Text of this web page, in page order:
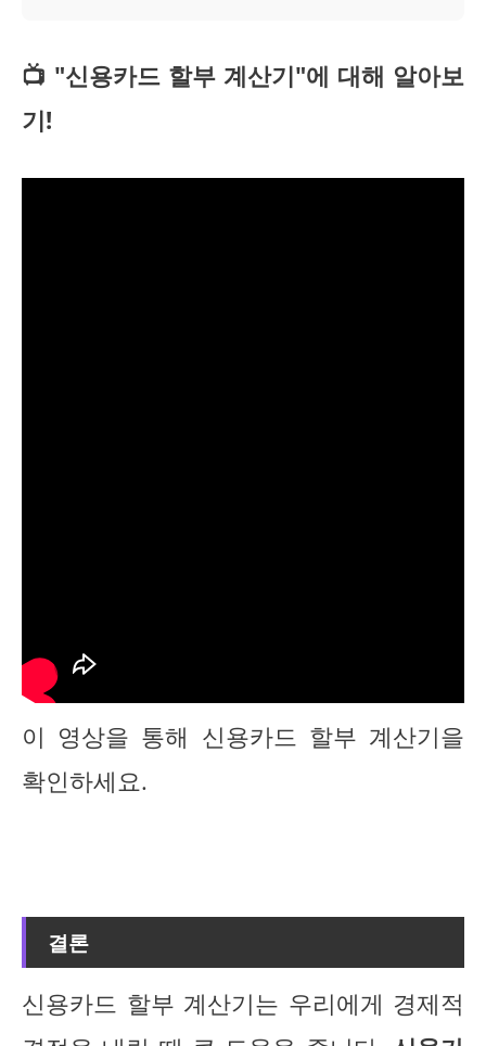
📺 "신용카드 할부 계산기"에 대해 알아보
기!
이 영상을 통해 신용카드 할부 계산기을
확인하세요.
결론
신용카드 할부 계산기는 우리에게 경제적